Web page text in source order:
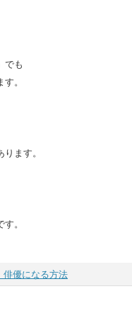
でも
。
ます。
。
俳優になる方法